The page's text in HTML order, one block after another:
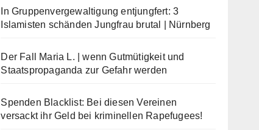
In Gruppenvergewaltigung entjungfert: 3
Islamisten schänden Jungfrau brutal | Nürnberg
Der Fall Maria L. | wenn Gutmütigkeit und
Staatspropaganda zur Gefahr werden
Spenden Blacklist: Bei diesen Vereinen
versackt ihr Geld bei kriminellen Rapefugees!